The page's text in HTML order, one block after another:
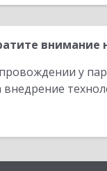
внимание
у